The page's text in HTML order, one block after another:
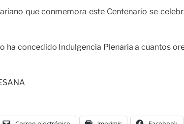
que conmemora este Centenario se
ha concedido Indulgencia Plenaria a cuantos